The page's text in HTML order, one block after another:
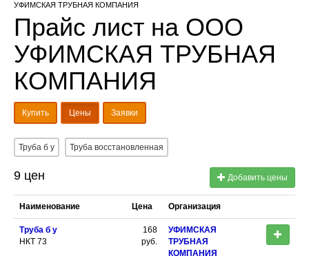
УФИМСКАЯ ТРУБНАЯ КОМПАНИЯ
Прайс лист на ООО
УФИМСКАЯ ТРУБНАЯ
КОМПАНИЯ
Купить Цены Заявки
Труба б у Труба восстановленная
9 цен Добавить цены
Наименование Цена Организация
Труба б у
НКТ 73
168
руб.
УФИМСКАЯ
ТРУБНАЯ
КОМПАНИЯ